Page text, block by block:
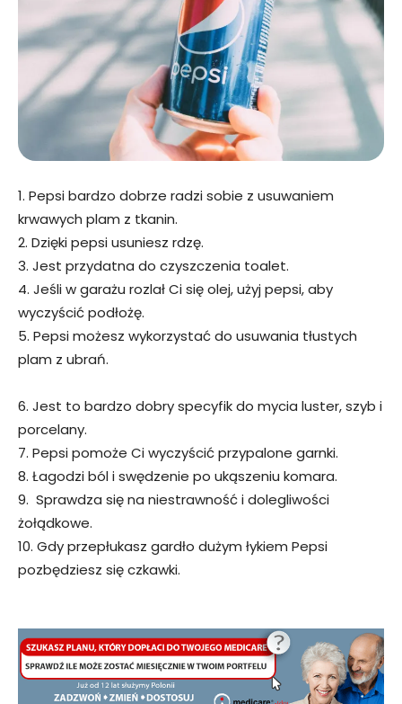
1. Pepsi bardzo dobrze radzi sobie z usuwaniem
krwawych plam z tkanin.
2. Dzięki pepsi usuniesz rdzę.
3. Jest przydatna do czyszczenia toalet.
4. Jeśli w garażu rozlał Ci się olej, użyj pepsi, aby
wyczyścić podłożę.
5. Pepsi możesz wykorzystać do usuwania tłustych
plam z ubrań.
6. Jest to bardzo dobry specyfik do mycia luster, szyb i
porcelany.
7. Pepsi pomoże Ci wyczyścić przypalone garnki.
8. Łagodzi ból i swędzenie po ukąszeniu komara.
9. Sprawdza się na niestrawność i dolegliwości
żołądkowe.
10. Gdy przepłukasz gardło dużym łykiem Pepsi
pozbędziesz się czkawki.